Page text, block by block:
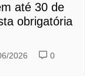
até 30 de
obrigatória
2026 0